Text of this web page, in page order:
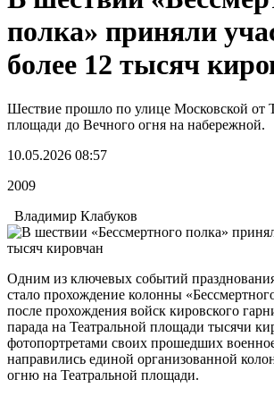
полка» приняли
более 12 тысяч
Шествие прошло по улице Московской от
площади до Вечного огня на набережной.
10.05.2026 08:57
2009
Владимир Клабуков
Одним из ключевых событий
стало прохождение колонны
после прохождения войск кировского
парада на Театральной площади тысячи
фотопортретами своих прошедших
направились единой организованной
огню на Театральной площади.